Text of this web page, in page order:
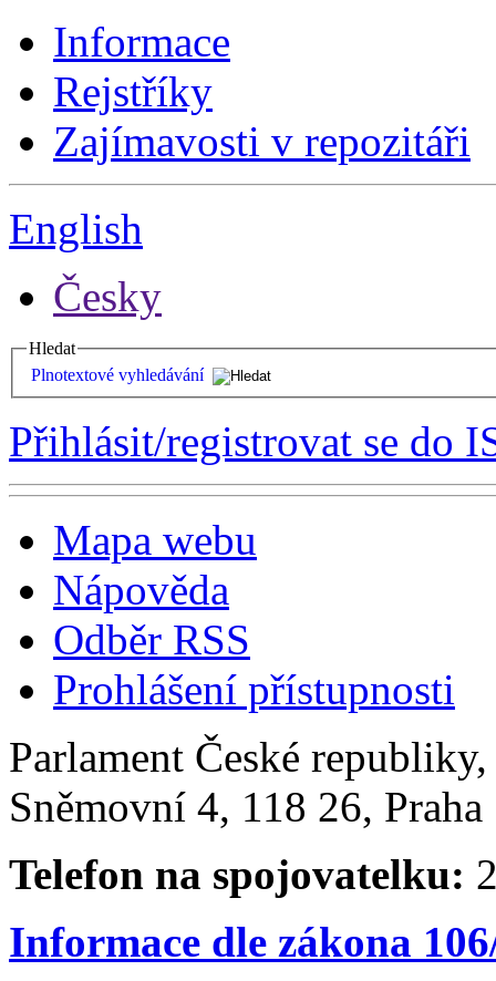
Informace
Rejstříky
Zajímavosti v repozitáři
English
Česky
Hledat
Plnotextové vyhledávání
Přihlásit/registrovat se do
Mapa webu
Nápověda
Odběr RSS
Prohlášení přístupnosti
Parlament České
Sněmovní 4, 118 26,
Telefon na spojovatelku:
Informace dle zákona